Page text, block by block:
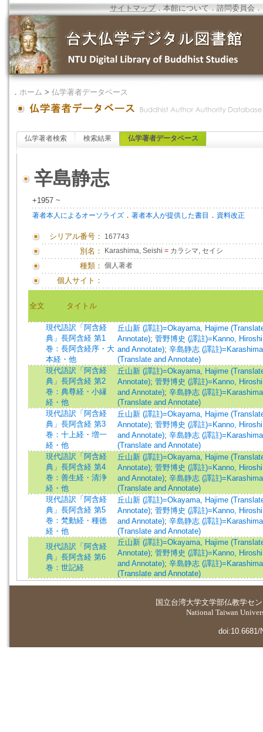
サイトマップ．本館について ．諮問委員会 ．
． ホーム > 仏学著者データベース
仏学著者検索 検索結果 仏学著者データベース
辛島静志
+1957 ~
著者本人によるオーソライズ ． 著者本人が提供した書目 ． 資料改正
シリアル番号： 167743
別名： Karashima, Seishi = カラシマ, セイシ
種類： 個人著者
個人サイト：
全文 タイトル
現代語訳「阿含経
典」長阿含経 第1
巻：長阿含経序・大
本経・他
丘山新 (譯註)=Okayama, Hajime
Annotate); 菅野博史 (譯註)=Kanno,
and Annotate); 辛島静志 (譯註
(Translate and Annotate)
現代語訳「阿含経
典」長阿含経 第2
巻：典尊経・小縁
経・他
丘山新 (譯註)=Okayama, Hajime
Annotate); 菅野博史 (譯註)=Kanno,
and Annotate); 辛島静志 (譯註
(Translate and Annotate)
現代語訳「阿含経
典」長阿含経 第3
巻：十上経・増一
経・他
丘山新 (譯註)=Okayama, Hajime
Annotate); 菅野博史 (譯註)=Kanno,
and Annotate); 辛島静志 (譯註
(Translate and Annotate)
現代語訳「阿含経
典」長阿含経 第4
巻：善生経・清浄
経・他
丘山新 (譯註)=Okayama, Hajime
Annotate); 菅野博史 (譯註)=Kanno,
and Annotate); 辛島静志 (譯註
(Translate and Annotate)
現代語訳「阿含経
典」長阿含経 第5
巻：梵動経・種徳
経・他
丘山新 (譯註)=Okayama, Hajime
Annotate); 菅野博史 (譯註)=Kanno,
and Annotate); 辛島静志 (譯註
(Translate and Annotate)
現代語訳「阿含経
典」長阿含経 第6
巻：世記経
丘山新 (譯註)=Okayama, Hajime
Annotate); 菅野博史 (譯註)=Kanno,
and Annotate); 辛島静志 (譯註
(Translate and Annotate)
国立台湾大学文学部仏教学セ
National Taiwan
doi:10.6681/